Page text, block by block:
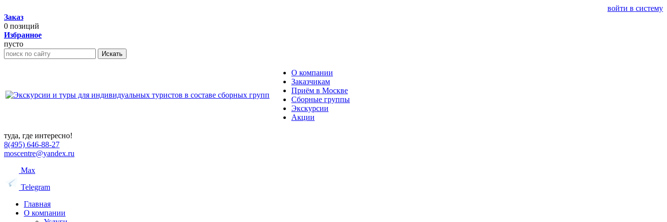
войти в систему
Заказ
0 позиций
Избранное
пусто
Искать
О компании
Заказчикам
Приём в Москве
Сборные группы
Экскурсии
Акции
туда, где интересно!
8(495) 646-88-27
moscentre@yandex.ru
Max
Telegram
Главная
О компании